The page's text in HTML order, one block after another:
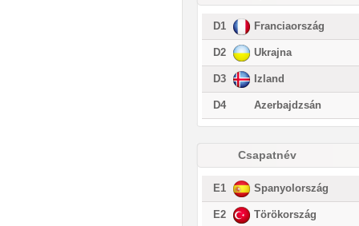
D1 Franciaország
D2 Ukrajna
D3 Izland
D4 Azerbajdzsán
Csapatnév
E1 Spanyolország
E2 Törökország